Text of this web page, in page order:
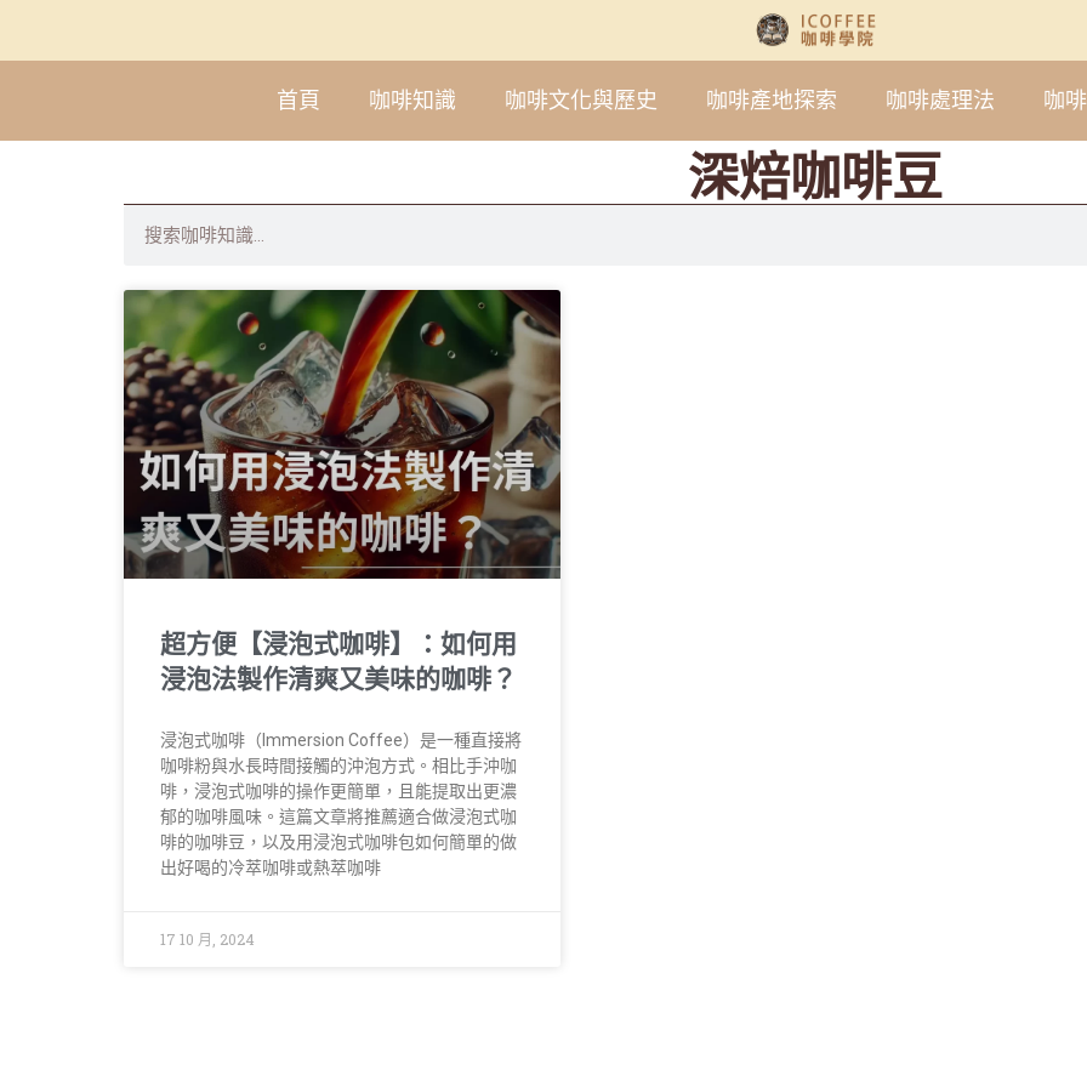
首頁 咖啡知識 咖啡文化與歷史 咖啡產地探索 咖啡處理法 咖
深焙咖啡豆
超方便【浸泡式咖啡】：如何用
浸泡法製作清爽又美味的咖啡？
浸泡式咖啡（Immersion Coffee）是一種直接將
咖啡粉與水長時間接觸的沖泡方式。相比手沖咖
啡，浸泡式咖啡的操作更簡單，且能提取出更濃
郁的咖啡風味。這篇文章將推薦適合做浸泡式咖
啡的咖啡豆，以及用浸泡式咖啡包如何簡單的做
出好喝的冷萃咖啡或熱萃咖啡
17 10 月, 2024